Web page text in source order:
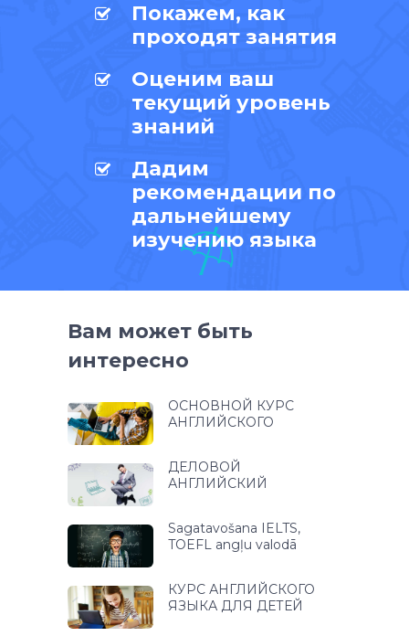
Покажем, как
проходят занятия
Оценим ваш
текущий уровень
знаний
Дадим
рекомендации по
дальнейшему
изучению языка
Вам может быть
интересно
ОСНОВНОЙ КУРС
АНГЛИЙСКОГО
ДЕЛОВОЙ
АНГЛИЙСКИЙ
Sagatavošana IELTS,
TOEFL angļu valodā
КУРС АНГЛИЙСКОГО
ЯЗЫКА ДЛЯ ДЕТЕЙ